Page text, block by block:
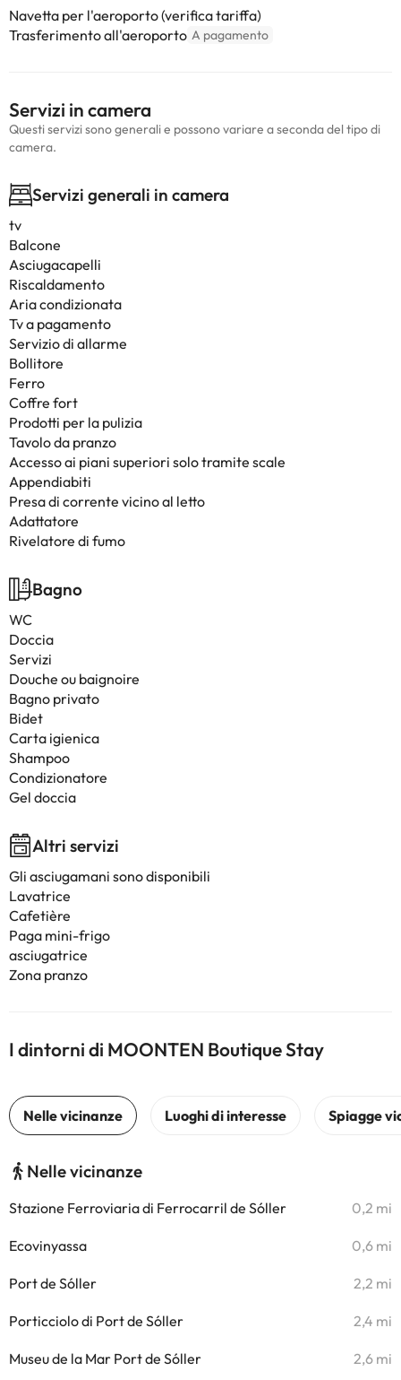
Navetta per l'aeroporto (verifica tariffa)
Trasferimento all'aeroporto A pagamento
Servizi in camera
Questi servizi sono generali e possono variare a seconda del tipo di
camera.
Servizi generali in camera
tv
Balcone
Asciugacapelli
Riscaldamento
Aria condizionata
Tv a pagamento
Servizio di allarme
Bollitore
Ferro
Coffre fort
Prodotti per la pulizia
Tavolo da pranzo
Accesso ai piani superiori solo tramite scale
Appendiabiti
Presa di corrente vicino al letto
Adattatore
Rivelatore di fumo
Bagno
WC
Doccia
Servizi
Douche ou baignoire
Bagno privato
Bidet
Carta igienica
Shampoo
Condizionatore
Gel doccia
Altri servizi
Gli asciugamani sono disponibili
Lavatrice
Cafetière
Paga mini-frigo
asciugatrice
Zona pranzo
I dintorni di MOONTEN Boutique Stay
Nelle vicinanze
Stazione Ferroviaria di Ferrocarril de Sóller 0,2 mi
Ecovinyassa 0,6 mi
Port de Sóller 2,2 mi
Porticciolo di Port de Sóller 2,4 mi
Museu de la Mar Port de Sóller 2,6 mi